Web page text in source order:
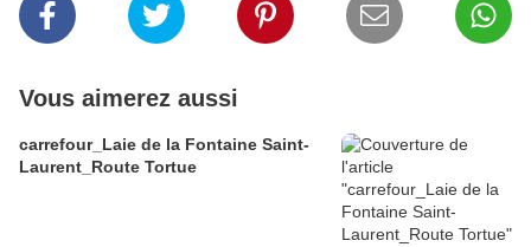
Vous aimerez aussi
carrefour_Laie de la Fontaine Saint-
Laurent_Route Tortue